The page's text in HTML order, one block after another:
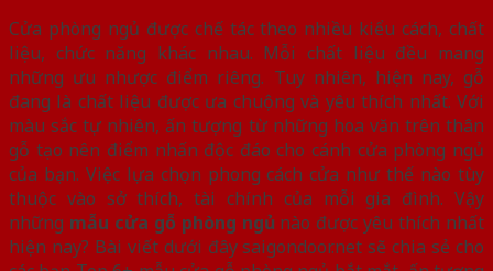
Cửa phòng ngủ được chế tác theo nhiều kiểu cách, chất
liệu, chức năng khác nhau. Mỗi chất liệu đều mang
những ưu nhược điểm riêng. Tuy nhiên, hiện nay, gỗ
đang là chất liệu được ưa chuộng và yêu thích nhất. Với
màu sắc tự nhiên, ấn tượng từ những hoa văn trên thân
gỗ tạo nên điểm nhấn độc đáo cho cánh cửa phòng ngủ
của bạn. Việc lựa chọn phong cách cửa như thế nào tùy
thuộc vào sở thích, tài chính của mỗi gia đình. Vậy
những mẫu cửa gỗ phòng ngủ nào được yêu thích nhất
hiện nay? Bài viết dưới đây saigondoor.net sẽ chia sẻ cho